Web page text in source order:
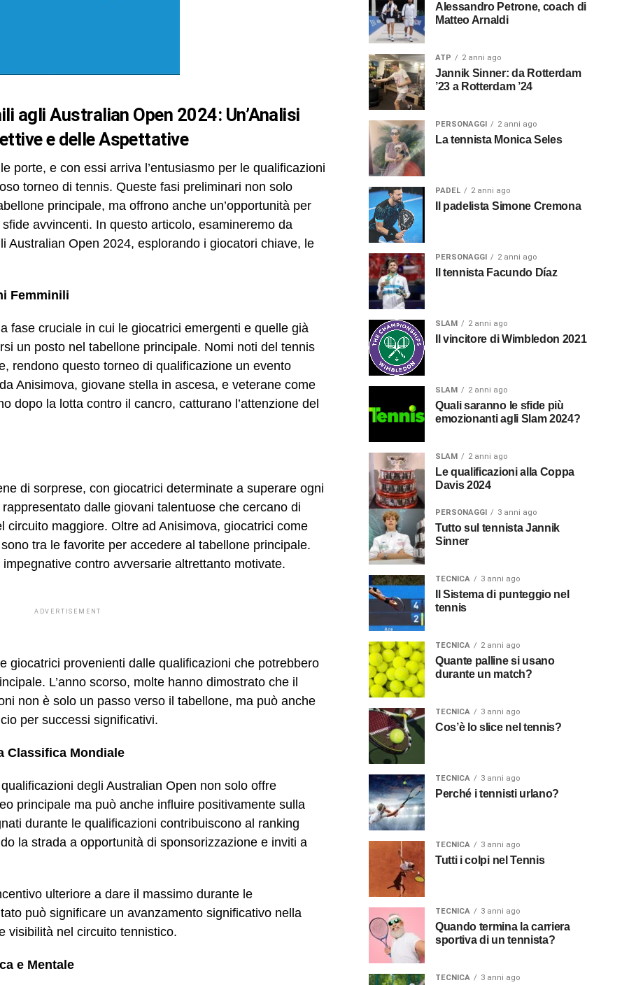
agli Australian Open 2024: Un’Analisi
e delle Aspettative
porte, e con essi arriva l’entusiasmo per le qualificazioni
torneo di tennis. Queste fasi preliminari non solo
principale, ma offrono anche un’opportunità per
avvincenti. In questo articolo, esamineremo da
Australian Open 2024, esplorando i giocatori chiave, le
Femminili
fase cruciale in cui le giocatrici emergenti e quelle già
un posto nel tabellone principale. Nomi noti del tennis
rendono questo torneo di qualificazione un evento
Anisimova, giovane stella in ascesa, e veterane come
dopo la lotta contro il cancro, catturano l’attenzione del
di sorprese, con giocatrici determinate a superare ogni
dalle giovani talentuose che cercano di
circuito maggiore. Oltre ad Anisimova, giocatrici come
tra le favorite per accedere al tabellone principale.
contro avversarie altrettanto motivate.
ADVERTISEMENT
giocatrici provenienti dalle qualificazioni che potrebbero
L’anno scorso, molte hanno dimostrato che il
non è solo un passo verso il tabellone, ma può anche
per successi significativi.
Classifica Mondiale
degli Australian Open non solo offre
principale ma può anche influire positivamente sulla
durante le qualificazioni contribuiscono al ranking
la strada a opportunità di sponsorizzazione e inviti a
ulteriore a dare il massimo durante le
può significare un avanzamento significativo nella
visibilità nel circuito tennistico.
e Mentale
Alessandro Petrone, coach di
Matteo Arnaldi
ATP 2 anni ago
Jannik Sinner: da Rotterdam
’23 a Rotterdam ’24
PERSONAGGI 2 anni ago
La tennista Monica Seles
PADEL 2 anni ago
Il padelista Simone Cremona
PERSONAGGI 2 anni ago
Il tennista Facundo Díaz
SLAM 2 anni ago
Il vincitore di Wimbledon 2021
SLAM 2 anni ago
Quali saranno le sfide più
emozionanti agli Slam 2024?
SLAM 2 anni ago
Le qualificazioni alla Coppa
Davis 2024
PERSONAGGI 3 anni ago
Tutto sul tennista Jannik
Sinner
TECNICA 3 anni ago
Il Sistema di punteggio nel
tennis
TECNICA 2 anni ago
Quante palline si usano
durante un match?
TECNICA 3 anni ago
Cos’è lo slice nel tennis?
TECNICA 3 anni ago
Perché i tennisti urlano?
TECNICA 3 anni ago
Tutti i colpi nel Tennis
TECNICA 3 anni ago
Quando termina la carriera
sportiva di un tennista?
TECNICA 3 anni ago